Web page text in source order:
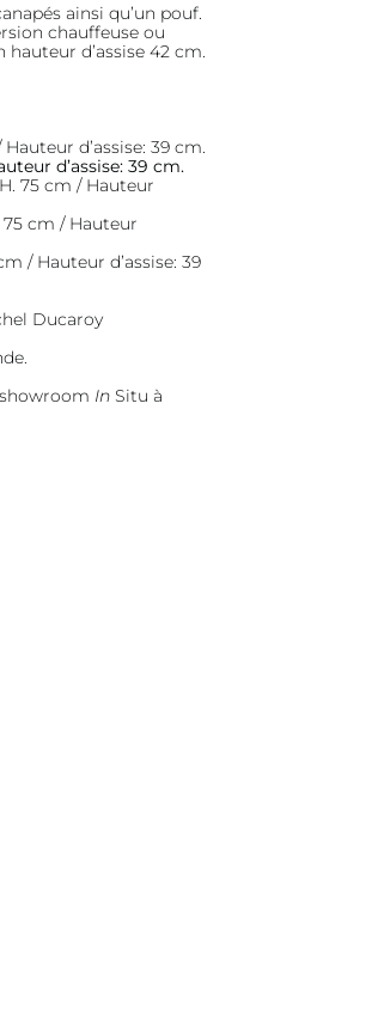
ainsi qu’un pouf.
chauffeuse ou
d’assise 42 cm.
d’assise: 39 cm.
d’assise: 39 cm.
75 cm / Hauteur
75 cm / Hauteur
/ Hauteur d’assise: 39
Ducaroy
In Situ à